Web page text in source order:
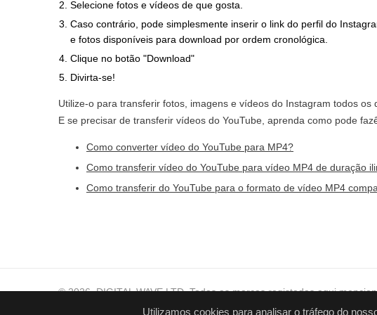
Utilizamos cookies para analisar o tráfego do
Selecione fotos e vídeos de que gosta.
Caso contrário, pode simplesmente inserir o link do perfil do
e fotos disponíveis para download por ordem cronológica.
Clique no botão "Download"
Divirta-se!
Utilize-o para transferir fotos, imagens e vídeos do Instagram todos os
E se precisar de transferir vídeos do YouTube, aprenda como pode
Como converter vídeo do YouTube para MP4?
Como transferir vídeo do YouTube para vídeo MP4 de duração
Como transferir do YouTube para o formato de vídeo MP4
© 2026, DIGITAL WAVE LTD.Todas as marcas registadas aqui
Para consultas comerciais, Termos de utilização ,